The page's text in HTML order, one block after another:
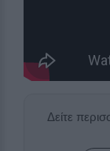
Δείτε